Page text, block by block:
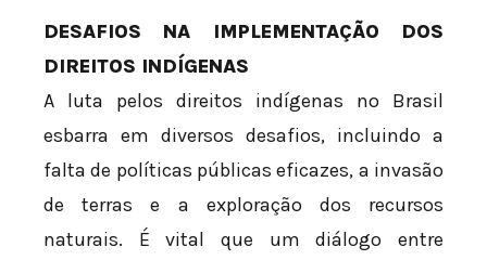
DESAFIOS NA IMPLEMENTAÇÃO DOS
DIREITOS INDÍGENAS
A luta pelos direitos indígenas no Brasil
esbarra em diversos desafios, incluindo a
falta de políticas públicas eficazes, a invasão
de terras e a exploração dos recursos
naturais. É vital que um diálogo entre